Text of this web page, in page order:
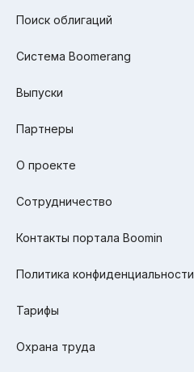
Поиск облигаций
Система Boomerang
Выпуски
Партнеры
О проекте
Сотрудничество
Контакты портала Boomin
Политика конфиденциальности
Тарифы
Охрана труда